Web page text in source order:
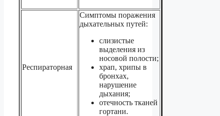
Респираторная
Симптомы поражения
дыхательных путей:
слизистые
выделения из
носовой полости;
храп, хрипы в
бронхах,
нарушение
дыхания;
отечность тканей
гортани.